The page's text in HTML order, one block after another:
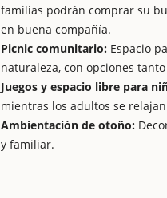
familias podrán comprar su
en buena compañía.
Picnic comunitario: Espacio
naturaleza, con opciones
Juegos y espacio libre para
mientras los adultos se
Ambientación de otoño:
y familiar.